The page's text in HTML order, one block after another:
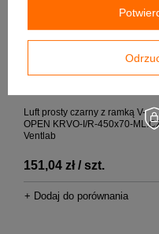
CHWILOWO NIEDOSTĘPNY
Luft prosty czarny z ramką V-
OPEN KRVO-I/R-450x70-
Ventlab
151,04 zł / szt.
+ Dodaj do porównania